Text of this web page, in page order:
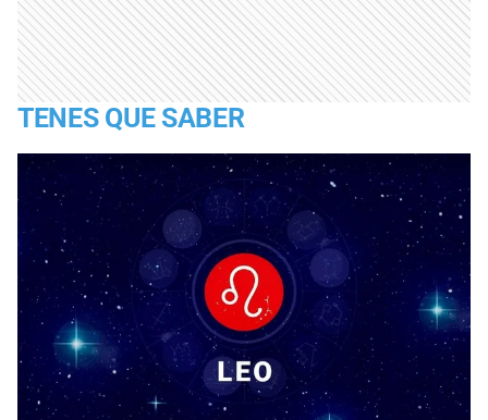
TENES QUE SABER